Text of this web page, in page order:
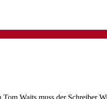
Waits muss der Schreiber